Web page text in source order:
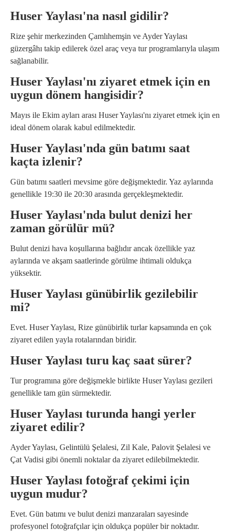
Huser Yaylası'na nasıl gidilir?
Rize şehir merkezinden Çamlıhemşin ve Ayder Yaylası
güzergâhı takip edilerek özel araç veya tur programlarıyla ulaşım
sağlanabilir.
Huser Yaylası'nı ziyaret etmek için en
uygun dönem hangisidir?
Mayıs ile Ekim ayları arası Huser Yaylası'nı ziyaret etmek için en
ideal dönem olarak kabul edilmektedir.
Huser Yaylası'nda gün batımı saat
kaçta izlenir?
Gün batımı saatleri mevsime göre değişmektedir. Yaz aylarında
genellikle 19:30 ile 20:30 arasında gerçekleşmektedir.
Huser Yaylası'nda bulut denizi her
zaman görülür mü?
Bulut denizi hava koşullarına bağlıdır ancak özellikle yaz
aylarında ve akşam saatlerinde görülme ihtimali oldukça
yüksektir.
Huser Yaylası günübirlik gezilebilir
mi?
Evet. Huser Yaylası, Rize günübirlik turlar kapsamında en çok
ziyaret edilen yayla rotalarından biridir.
Huser Yaylası turu kaç saat sürer?
Tur programına göre değişmekle birlikte Huser Yaylası gezileri
genellikle tam gün sürmektedir.
Huser Yaylası turunda hangi yerler
ziyaret edilir?
Ayder Yaylası, Gelintülü Şelalesi, Zil Kale, Palovit Şelalesi ve
Çat Vadisi gibi önemli noktalar da ziyaret edilebilmektedir.
Huser Yaylası fotoğraf çekimi için
uygun mudur?
Evet. Gün batımı ve bulut denizi manzaraları sayesinde
profesyonel fotoğrafçılar için oldukça popüler bir noktadır.